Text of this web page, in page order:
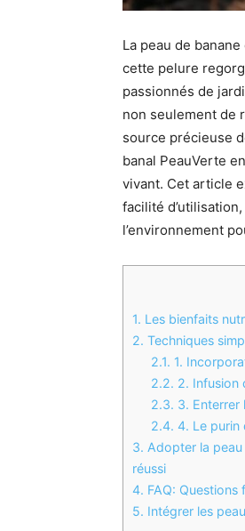
La peau de
cette pelure
passionnés de
non seulement de
source précieuse
banal PeauVerte
vivant. Cet article
facilité
l’environnement
1. Les bienfaits
2. Techniques
2.1. 1.
2.2. 2. Infusion
2.3. 3. Enterrer
2.4. 4. Le purin
3. Adopter la
réussi
4. FAQ: Questions
5. Intégrer les